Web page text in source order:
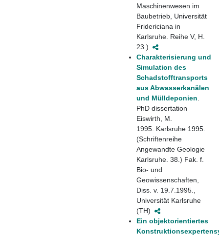
Maschinenwesen im
Baubetrieb, Universität
Fridericiana in
Karlsruhe. Reihe V, H.
23.)
Charakterisierung und
Simulation des
Schadstofftransports
aus Abwasserkanälen
und Mülldeponien
PhD dissertation
Eiswirth, M.
1995. Karlsruhe 1995.
(Schriftenreihe
Angewandte Geologie
Karlsruhe. 38.) Fak. f.
Bio- und
Geowissenschaften,
Diss. v. 19.7.1995.,
Universität Karlsruhe
(TH)
Ein objektorientiertes